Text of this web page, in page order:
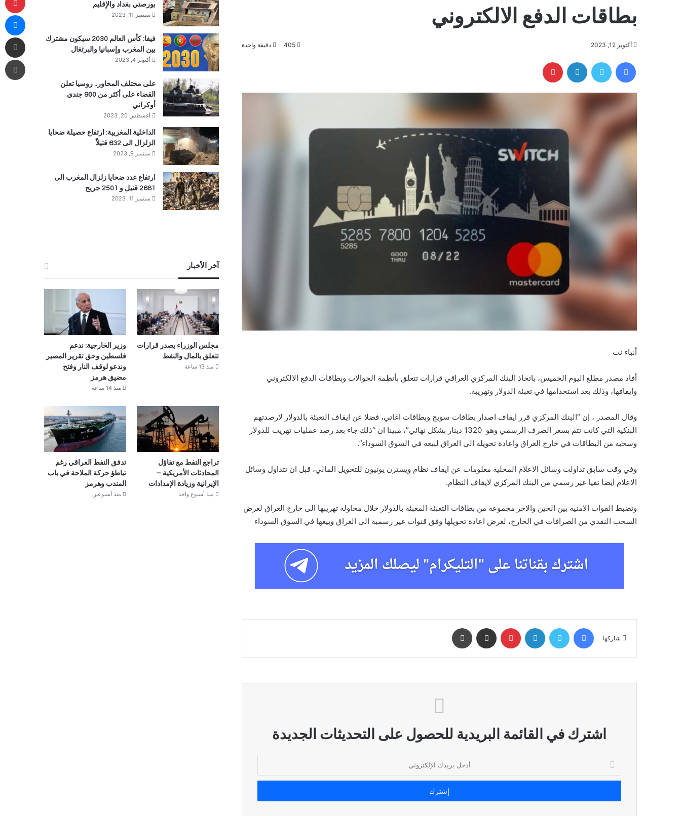
بطاقات الدفع الالكتروني
أكتوبر 12, 2023 405 دقيقة واحدة
فيسبوك تويتر لينكدإن
أنباء نت
أفاد مصدر مطلع اليوم الخميس، باتخاذ البنك المركزي العراقي قرارات تتعلق بأنظمة الحوالات وبطاقات الدفع الالكتروني
وايقافها، وذلك بعد استخدامها في تعبئة الدولار وتهريبه.
وقال المصدر ، إن “البنك المركزي قرر ايقاف اصدار بطاقات سويج وبطاقات اغاتي، فضلا عن ايقاف التعبئة بالدولار لارصدتهم
البنكية التي كانت تتم بسعر الصرف الرسمي وهو 1320 دينار بشكل نهائي”، مبينا ان “ذلك جاء بعد رصد عمليات تهريب للدولار
وسحبه من البطاقات في خارج العراق واعادة تحويله الى العراق لبيعه في السوق السوداء”.
وفي وقت سابق تداولت وسائل الاعلام المحلية معلومات عن ايقاف نظام ويسترن يونيون للتحويل المالي، قبل ان تتداول وسائل
الاعلام ايضا نفيا غير رسمي من البنك المركزي لايقاف النظام.
وتضبط القوات الامنية بين الحين والاخر مجموعة من بطاقات التعبئة المعبئة بالدولار خلال محاولة تهريبها الى خارج العراق لغرض
السحب النقدي من الصرافات في الخارج، لغرض اعادة تحويلها وفق قنوات غير رسمية الى العراق وبيعها في السوق السوداء
شاركها
فيسبوك تويتر لينكدإن بينتيريست مشاركة عبر البريد
اشترك في القائمة البريدية للحصول على التحديثات الجديدة
بريدك
الإلكتروني
بورصتي بغداد والإقليم
سبتمبر 11, 2023
فيفا: كأس العالم 2030 سيكون مشترك
بين المغرب وإسبانيا والبرتغال
أكتوبر 4, 2023
على مختلف المحاور.. روسيا تعلن
القضاء على أكثر من 900 جندي
أوكراني
أغسطس 20, 2023
الداخلية المغربية: ارتفاع حصيلة ضحايا
الزلزال الى 632 قتيلاً
سبتمبر 9, 2023
ارتفاع عدد ضحايا زلزال المغرب الى
2681 قتيل و 2501 جريح
سبتمبر 11, 2023
آخر الأخبار
مجلس الوزراء يصدر قرارات
تتعلق بالمال والنفط
منذ 13 ساعة
وزير الخارجية: ندعم
فلسطين وحق تقرير المصير
وندعو لوقف النار وفتح
مضيق هرمز
منذ 14 ساعة
تراجع النفط مع تفاؤل
المحادثات الأمريكية –
الإيرانية وزيادة الإمدادات
منذ أسبوع واحد
تدفق النفط العراقي رغم
تباطؤ حركة الملاحة في باب
المندب وهرمز
منذ أسبوعين